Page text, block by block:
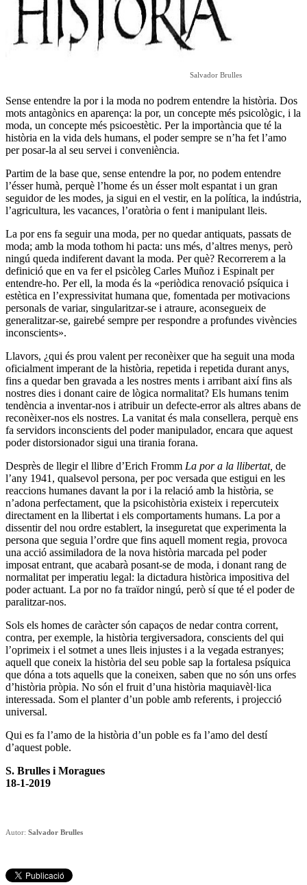
Salvador Brulles
Sense entendre la por i la moda no podrem entendre la història. Dos
mots antagònics en aparença: la por, un concepte més psicològic, i la
moda, un concepte més psicoestètic. Per la importància que té la
història en la vida dels humans, el poder sempre se n’ha fet l’amo
per posar-la al seu servei i conveniència.
Partim de la base que, sense entendre la por, no podem entendre
l’ésser humà, perquè l’home és un ésser molt espantat i un gran
seguidor de les modes, ja sigui en el vestir, en la política, la indústria,
l’agricultura, les vacances, l’oratòria o fent i manipulant lleis.
La por ens fa seguir una moda, per no quedar antiquats, passats de
moda; amb la moda tothom hi pacta: uns més, d’altres menys, però
ningú queda indiferent davant la moda. Per què? Recorrerem a la
definició que en va fer el psicòleg Carles Muñoz i Espinalt per
entendre-ho. Per ell, la moda és la «periòdica renovació psíquica i
estètica en l’expressivitat humana que, fomentada per motivacions
personals de variar, singularitzar-se i atraure, aconsegueix de
generalitzar-se, gairebé sempre per respondre a profundes vivències
inconscients».
Llavors, ¿qui és prou valent per reconèixer que ha seguit una moda
oficialment imperant de la història, repetida i repetida durant anys,
fins a quedar ben gravada a les nostres ments i arribant així fins als
nostres dies i donant caire de lògica normalitat? Els humans tenim
tendència a inventar-nos i atribuir un defecte-error als altres abans de
reconèixer-nos els nostres. La vanitat és mala consellera, perquè ens
fa servidors inconscients del poder manipulador, encara que aquest
poder distorsionador sigui una tirania forana.
Desprès de llegir el llibre d’Erich Fromm La por a la llibertat, de
l’any 1941, qualsevol persona, per poc versada que estigui en les
reaccions humanes davant la por i la relació amb la història, se
n’adona perfectament, que la psicohistòria existeix i repercuteix
directament en la llibertat i els comportaments humans. La por a
dissentir del nou ordre establert, la inseguretat que experimenta la
persona que seguia l’ordre que fins aquell moment regia, provoca
una acció assimiladora de la nova història marcada pel poder
imposat entrant, que acabarà posant-se de moda, i donant rang de
normalitat per imperatiu legal: la dictadura històrica impositiva del
poder actuant. La por no fa traïdor ningú, però sí que té el poder de
paralitzar-nos.
Sols els homes de caràcter són capaços de nedar contra corrent,
contra, per exemple, la història tergiversadora, conscients del qui
l’oprimeix i el sotmet a unes lleis injustes i a la vegada estranyes;
aquell que coneix la història del seu poble sap la fortalesa psíquica
que dóna a tots aquells que la coneixen, saben que no són uns orfes
d’història pròpia. No són el fruit d’una història maquiavèl·lica
interessada. Som el planter d’un poble amb referents, i projecció
universal.
Qui es fa l’amo de la història d’un poble es fa l’amo del destí
d’aquest poble.
S. Brulles i Moragues
18-1-2019
Autor: Salvador Brulles